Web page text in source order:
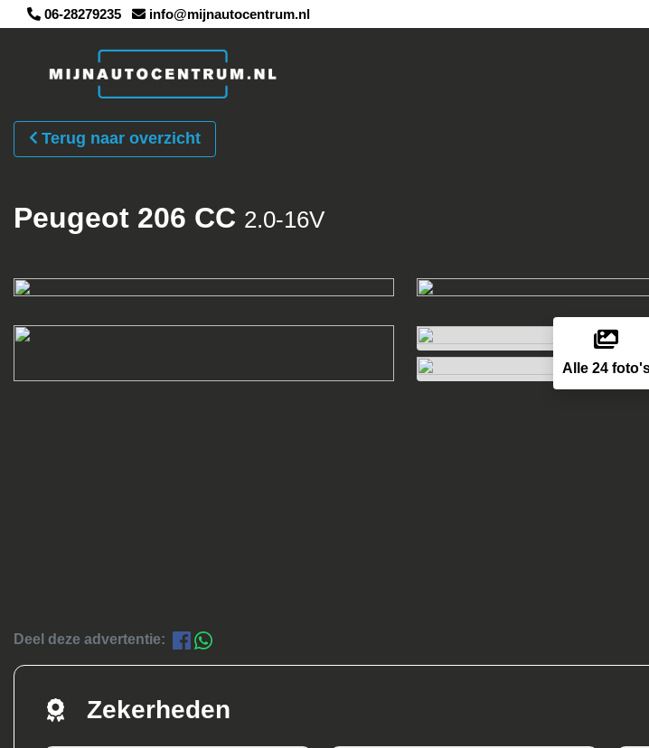
06-28279235 info@mijnautocentrum.nl
Terug naar overzicht
Peugeot 206 CC 2.0-16V
Alle 24
Deel deze advertentie:
Zekerheden